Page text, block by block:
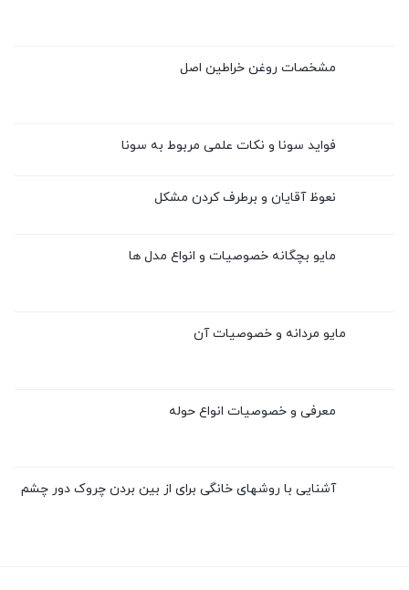
مشخصات روغن خراطین اصل
فواید سونا و نکات علمی مربوط به سونا
نعوظ آقایان و برطرف کردن مشکل
مایو بچگانه خصوصیات و انواع مدل ها
مایو مردانه و خصوصیات آن
معرفی و خصوصیات انواع حوله
آشنایی با روشهای خانگی برای از بین بردن چروک دور چشم